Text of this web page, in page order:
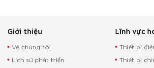
Giới thiệu
Về chúng tôi
Lịch sử phát triển
Lĩnh vực
Thiết bị
Thiết bị